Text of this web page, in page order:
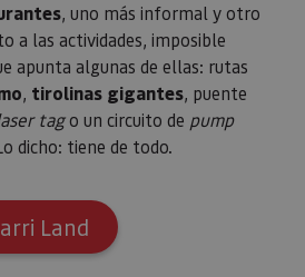
, uno más informal y otro
a las actividades, imposible
apunta algunas de ellas: rutas
, tirolinas gigantes, puente
tago un circuito de pump
dicho: tiene de todo.
Land